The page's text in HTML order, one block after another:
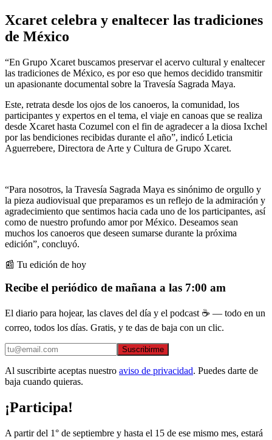
Xcaret celebra y enaltecer las tradiciones
de México
“En Grupo Xcaret buscamos preservar el acervo cultural y enaltecer
las tradiciones de México, es por eso que hemos decidido transmitir
un apasionante documental sobre la Travesía Sagrada Maya.
Este, retrata desde los ojos de los canoeros, la comunidad, los
participantes y expertos en el tema, el viaje en canoas que se realiza
desde Xcaret hasta Cozumel con el fin de agradecer a la diosa Ixchel
por las bendiciones recibidas durante el año”, indicó Leticia
Aguerrebere, Directora de Arte y Cultura de Grupo Xcaret.
“Para nosotros, la Travesía Sagrada Maya es sinónimo de orgullo y
la pieza audiovisual que preparamos es un reflejo de la admiración y
agradecimiento que sentimos hacia cada uno de los participantes, así
como de nuestro profundo amor por México. Deseamos sean
muchos los canoeros que deseen sumarse durante la próxima
edición”, concluyó.
📰 Tu edición de hoy
Recibe el periódico de mañana a las 7:00 am
El diario para hojear, las claves del día y el podcast ☕ — todo en un
correo, todos los días. Gratis, y te das de baja con un clic.
Suscribirme
Al suscribirte aceptas nuestro aviso de privacidad. Puedes darte de
baja cuando quieras.
¡Participa!
A partir del 1° de septiembre y hasta el 15 de ese mismo mes, estará